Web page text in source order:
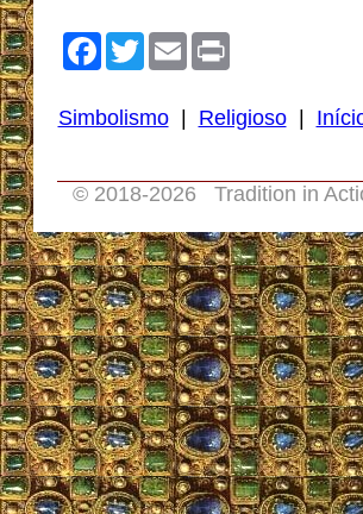
Facebook
TwitterEmail
Simbolismo| Religioso|
© 2018-2026 Tradition in